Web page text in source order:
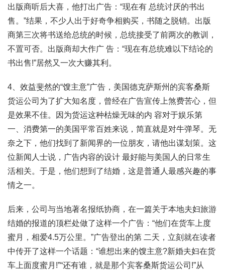
出版商听后大喜，他打出广告：“现在有 总统讨厌的书出
售。”结果，不少人出于好奇争相购买，书随之脱销。出版
商第三次将书送给总统的时候，总统接受了前两次的教训，
不置可否。出版商却大作广 告：“现在有总统难以下结论的
书出售!”居然又一次大赚其利。
4、效益斐然的“馊主意”广告，美国德克萨斯州的宾客桑斯
货运公司为了扩大知名度，曾经在广告宣传上煞费苦心，但
是效果不佳。因为货运这种枯燥无味的内 容对于娱乐第
一、消费第一的美国平常百姓来说，简直就是对牛弹琴。无
奈之下，他们找到了新闻界的一位朋友，请他出谋划策。这
位新闻人士说，广告内容的设计 最好能与美国人的日常生
活相关。于是，他们想到了结婚，这是普通人最感兴趣的事
情之一。
后来，公司与当地著名报纸协商，在一篇关于本地夫妇旅游
结婚的报道的顶栏处做了这样一个广告：“他们在货车上度
蜜月，相爱4.5万公里。”广告登出的第 二天，立刻就在读者
中传开了这样一个话题：“谁想出来的馊主意?新婚夫妇在货
车上面度蜜月!”“还有谁，就是那个宾客桑斯货运公司!”从